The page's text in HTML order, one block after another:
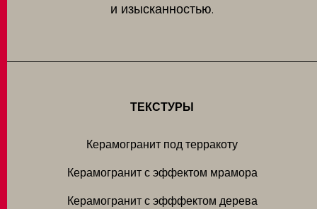
и изысканностью.
ТЕКСТУРЫ
Керамогранит под терракоту
Керамогранит с эффектом мрамора
Керамогранит с эфффектом дерева